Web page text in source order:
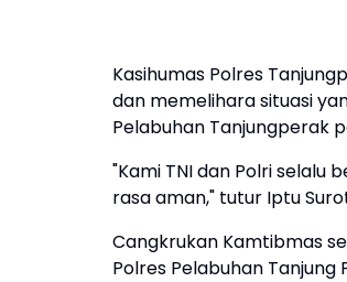
Kasihumas Polres
dan memelihara situasi
Pelabuhan Tanjungperak
"Kami TNI dan Polri
rasa aman," tutur Iptu
Cangkrukan Kamtibmas
Polres Pelabuhan Tanjung